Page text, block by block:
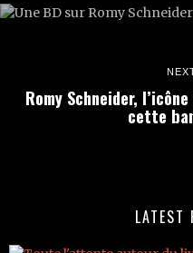
Romy Schneider,
cette
LATEST